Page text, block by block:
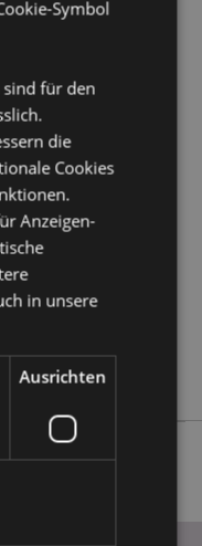
bei Puckator
Symbol
sind für den
die
Cookies
Anzeigen-
in unsere
Ausrichten